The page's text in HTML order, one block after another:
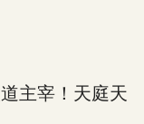
主宰！天庭天